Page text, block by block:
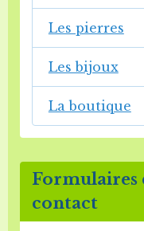
Les pierres
Les bijoux
La boutique
Formulaires
contact